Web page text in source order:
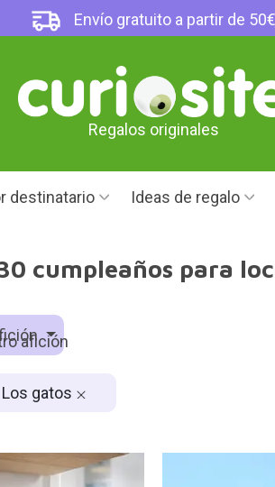
Envío gratuito a partir de 50€
Regalos originales
destinatario Ideas de regalo
cumpleaños para
Los gatos